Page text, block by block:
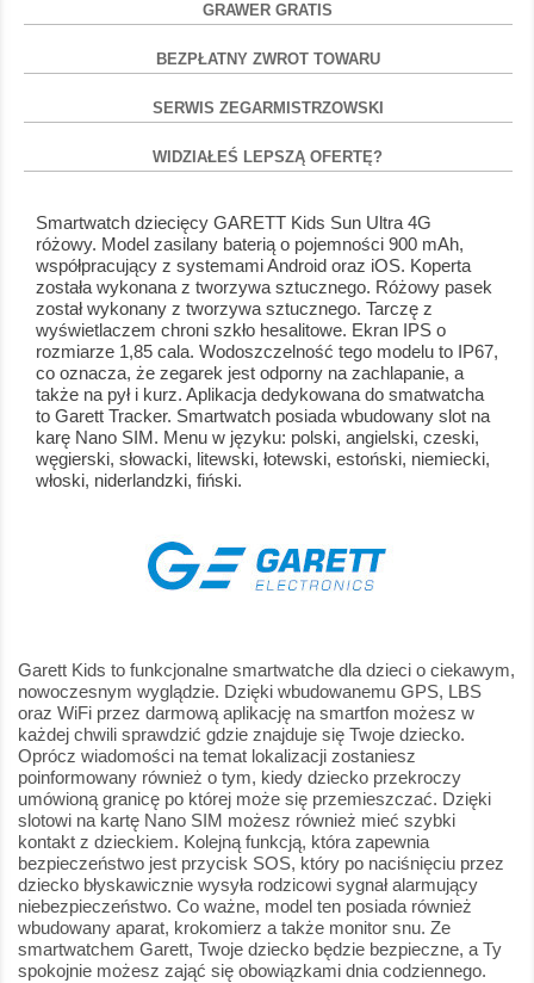
GRAWER GRATIS
BEZPŁATNY ZWROT TOWARU
SERWIS ZEGARMISTRZOWSKI
WIDZIAŁEŚ LEPSZĄ OFERTĘ?
Smartwatch dziecięcy GARETT Kids Sun Ultra 4G
różowy. Model zasilany baterią o pojemności 900 mAh,
współpracujący z systemami Android oraz iOS. Koperta
została wykonana z tworzywa sztucznego. Różowy pasek
został wykonany z tworzywa sztucznego. Tarczę z
wyświetlaczem chroni szkło hesalitowe. Ekran IPS o
rozmiarze 1,85 cala. Wodoszczelność tego modelu to IP67,
co oznacza, że zegarek jest odporny na zachlapanie, a
także na pył i kurz. Aplikacja dedykowana do smatwatcha
to Garett Tracker. Smartwatch posiada wbudowany slot na
karę Nano SIM. Menu w języku: polski, angielski, czeski,
węgierski, słowacki, litewski, łotewski, estoński, niemiecki,
włoski, niderlandzki, fiński.
Garett Kids to funkcjonalne smartwatche dla dzieci o ciekawym,
nowoczesnym wyglądzie. Dzięki wbudowanemu GPS, LBS
oraz WiFi przez darmową aplikację na smartfon możesz w
każdej chwili sprawdzić gdzie znajduje się Twoje dziecko.
Oprócz wiadomości na temat lokalizacji zostaniesz
poinformowany również o tym, kiedy dziecko przekroczy
umówioną granicę po której może się przemieszczać. Dzięki
slotowi na kartę Nano SIM możesz również mieć szybki
kontakt z dzieckiem. Kolejną funkcją, która zapewnia
bezpieczeństwo jest przycisk SOS, który po naciśnięciu przez
dziecko błyskawicznie wysyła rodzicowi sygnał alarmujący
niebezpieczeństwo. Co ważne, model ten posiada również
wbudowany aparat, krokomierz a także monitor snu. Ze
smartwatchem Garett, Twoje dziecko będzie bezpieczne, a Ty
spokojnie możesz zająć się obowiązkami dnia codziennego.